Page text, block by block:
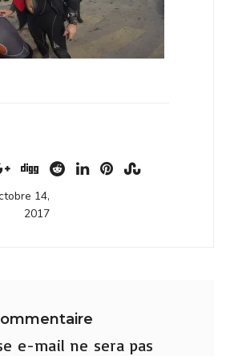
14,
2017
e-mail ne sera pas